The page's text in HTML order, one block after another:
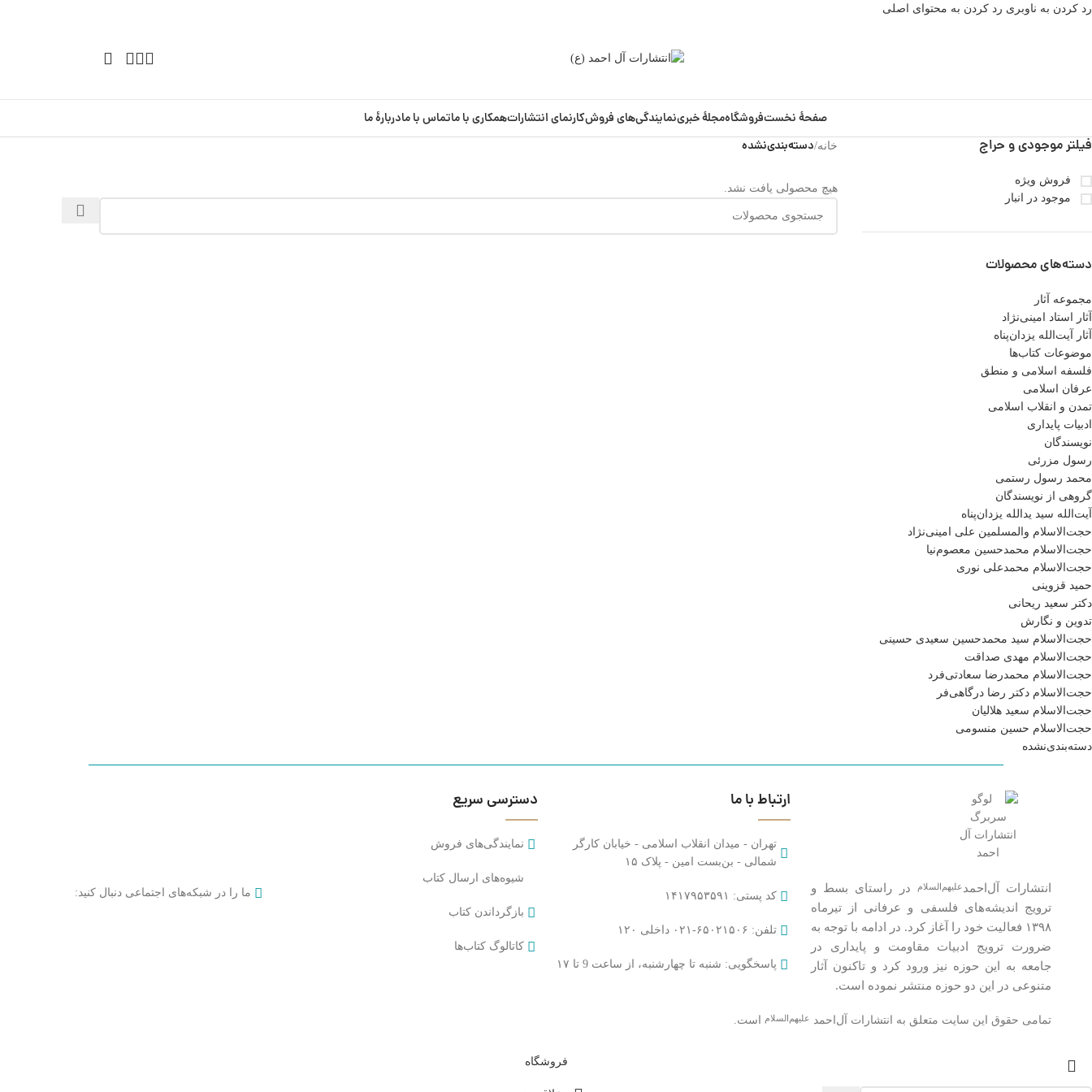
رد کردن به ناوبری رد کردن به محتوای اصلی
صفحۀ نخستفروشگاهمجلۀ خبرینمایندگی‌های فروشکارنمای انتشاراتهمکاری با ماتماس با مادربارۀ‌ ما
فیلتر موجودی و حراج
فروش ویژه
موجود در انبار
دسته‌های محصولات
مجموعه آثار
آثار استاد امینی‌نژاد
آثار آیت‌الله یزدان‌پناه
موضوعات کتاب‌ها
فلسفه اسلامی و منطق
عرفان اسلامی
تمدن و انقلاب اسلامی
ادبیات پایداری
نویسندگان
رسول مزرئی
محمد رسول رستمی
گروهی از نویسندگان
آیت‌الله سید یدالله یزدان‌پناه
حجت‌الاسلام والمسلمین علی امینی‌نژاد
حجت‌الاسلام محمدحسین معصوم‌نیا
حجت‌الاسلام محمدعلی نوری
حمید قزوینی
دکتر سعید ریحانی
تدوین و نگارش
حجت‌الاسلام سید محمدحسین سعیدی حسینی
حجت‌الاسلام مهدی صداقت
حجت‌الاسلام محمدرضا سعادتی‌فرد
حجت‌الاسلام دکتر رضا درگاهی‌فر
حجت‌الاسلام سعید هلالیان
حجت‌الاسلام حسین منسومی
دسته‌بندی‌نشده
خانه/دسته‌بندی‌نشده
هیچ محصولی یافت نشد.
انتشارات آل‌احمدعلیهم‌السلام
در راستای بسط و
ترویج اندیشه‌های فلسفی و عرفانی از تیرماه
۱۳۹۸ فعالیت خود را آغاز کرد. در ادامه با توجه به
ضرورت ترویج ادبیات مقاومت و پایداری در
جامعه به این حوزه نیز ورود کرد و تاکنون آثار
متنوعی در این دو حوزه منتشر نموده است.
ارتباط با ما
تهران - میدان انقلاب اسلامی - خیابان کارگر
شمالی - بن‌بست امین - پلاک ۱۵​
کد پستی: ۱۴۱۷۹۵۳۵۹۱
تلفن: ۶۵۰۲۱۵۰۶-۰۲۱ داخلی ۱۲۰
پاسخگویی: شنبه تا چهارشنبه، از ساعت 9 تا ۱۷
دسترسی سریع
نمایندگی‌های فروش
شیوه‌های ارسال کتاب
بازگرداندن کتاب
کاتالوگ کتاب‌ها
ما را در شبکه‌های اجتماعی دنبال کنید:
تمامی حقوق این سایت متعلق به انتشارات آل‌احمد علیهم‌السلام است.
فروشگاه